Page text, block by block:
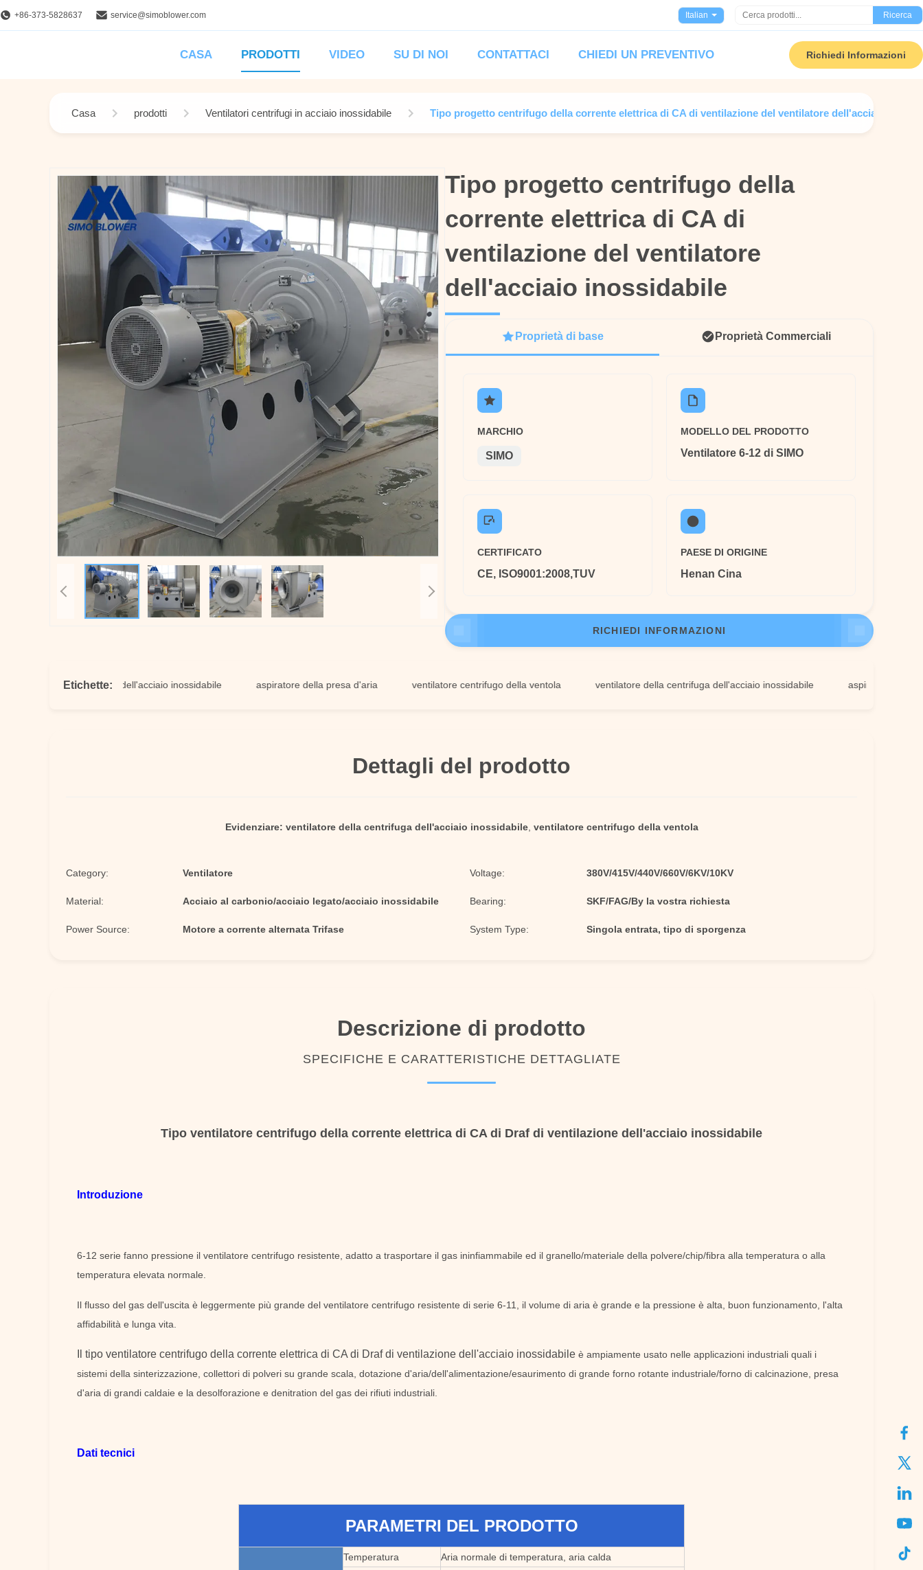
+86-373-5828637 service@simoblower.com Italian Ricerca
CASA PRODOTTI VIDEO SU DI NOI CONTATTACI CHIEDI UN PREVENTIVO Richiedi Informazioni
Casa prodotti Ventilatori centrifugi in acciaio inossidabile Tipo progetto centrifugo della corrente elettrica di CA di ventilazione del ventilatore dell'acciaio
Tipo progetto centrifugo della
corrente elettrica di CA di
ventilazione del ventilatore
dell'acciaio inossidabile
Tipo progetto centrifugo della
corrente elettrica di CA di
ventilazione del ventilatore
dell'acciaio inossidabile
Proprietà di base Proprietà Commerciali
MARCHIO
SIMO
MODELLO DEL PRODOTTO
Ventilatore 6-12 di SIMO
CERTIFICATO
CE, ISO9001:2008,TUV
PAESE DI ORIGINE
Henan Cina
RICHIEDI INFORMAZIONI
Etichette:
della centrifuga dell'acciaio inossidabile aspiratore della presa d'aria ventilatore centrifugo della ventola ventilatore della centrifuga dell'acciaio inossidabile aspiratore della presa
Dettagli del prodotto
Evidenziare: ventilatore della centrifuga dell'acciaio inossidabile, ventilatore centrifugo della ventola
Category: Ventilatore Voltage: 380V/415V/440V/660V/6KV/10KV
Material: Acciaio al carbonio/acciaio legato/acciaio inossidabile Bearing: SKF/FAG/By la vostra richiesta
Power Source: Motore a corrente alternata Trifase System Type: Singola entrata, tipo di sporgenza
Descrizione di prodotto
SPECIFICHE E CARATTERISTICHE DETTAGLIATE
Tipo ventilatore centrifugo della corrente elettrica di CA di Draf di ventilazione dell'acciaio inossidabile
Introduzione
6-12 serie fanno pressione il ventilatore centrifugo resistente, adatto a trasportare il gas ininfiammabile ed il granello/materiale della polvere/chip/fibra alla temperatura o alla
temperatura elevata normale.
Il flusso del gas dell'uscita è leggermente più grande del ventilatore centrifugo resistente di serie 6-11, il volume di aria è grande e la pressione è alta, buon funzionamento, l'alta
affidabilità e lunga vita.
Il tipo ventilatore centrifugo della corrente elettrica di CA di Draf di ventilazione dell'acciaio inossidabile è ampiamente usato nelle applicazioni industriali quali i
sistemi della sinterizzazione, collettori di polveri su grande scala, dotazione d'aria/dell'alimentazione/esaurimento di grande forno rotante industriale/forno di calcinazione, presa
d'aria di grandi caldaie e la desolforazione e denitration del gas dei rifiuti industriali.
Dati tecnici
PARAMETRI DEL PRODOTTO
Temperatura Aria normale di temperatura, aria calda